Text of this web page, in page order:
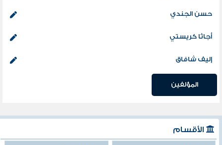
حسن الجندي
أجاثا كريستي
إليف شافاق
المؤلفين
الأقسام